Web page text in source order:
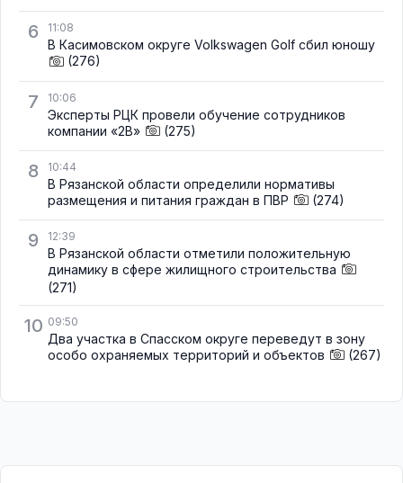
6 11:08
В Касимовском округе Volkswagen Golf сбил юношу
(276)
7 10:06
Эксперты РЦК провели обучение сотрудников
компании «2В»
(275)
8 10:44
В Рязанской области определили нормативы
размещения и питания граждан в ПВР
(274)
9 12:39
В Рязанской области отметили положительную
динамику в сфере жилищного строительства
(271)
10 09:50
Два участка в Спасском округе переведут в зону
особо охраняемых территорий и объектов
(267)